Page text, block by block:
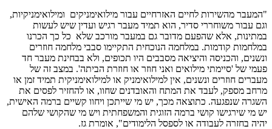
"המעבר מהשירות לחיים האזרחיים עבור מילואימניקים ומילואימניקיות,
וגם עבור משוחררי סדיר, הוא תמיד מעבר רגיש ועדין שיש לעשות
במתינות, אלא שהפעם מדובר גם במעבר מורכב שלא כל כך הכרנו
במלחמות קודמות. במלחמה הנוכחית התקיימו סבבי מלחמה חוזרים
ונשנים, והכניסה והיציאה מסבבים היו תכופים, ולא בבחינת מעבר חד
פעמי של 'סיימתי מילואים ואני חוזר או חוזרת הביתה'. במצב זה של
מעברים חוזרים ונשנים, אין למילואימניק או למילואימניקית תמיד זמן או
מרחב מספק, לעבד את המתח והאובדנים שחוו, או להחזיר לפסים את
השגרה שנפגעה. כתוצאה מכך, יש מי שייתכן ויחוו קשיים ברמה האישית,
יש מי שירגישו קושי ברמה הזוגית והמשפחתית ויש מי שהקושי שלהם
יהיה בחזרה לעבודה או לספסל הלימודים", אומרת גז.